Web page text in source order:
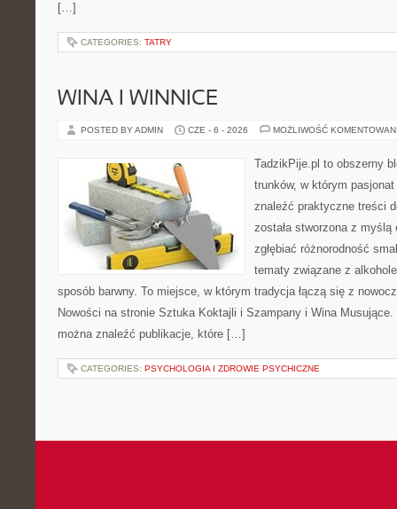
[…]
CATEGORIES: TATRY
WINA I WINNICE
POSTED BY ADMIN CZE - 6 - 2026 MOŻLIWOŚĆ
TadzikPije.pl to obszerny
trunków, w którym
znaleźć praktyczne treści
została stworzona z
zgłębiać różnorodność
tematy związane z
sposób barwny. To miejsce, w którym tradycja łączą się z
Nowości na stronie Sztuka Koktajli i Szampany i Wina
można znaleźć publikacje, które […]
CATEGORIES: PSYCHOLOGIA I ZDROWIE PSYCHICZNE